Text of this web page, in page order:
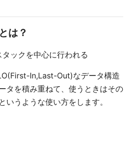
は？
ックを中心に行われる
In,Last-Out)なデータ構造
タを積み重ねて、使うときはその
いうような使い方をします。